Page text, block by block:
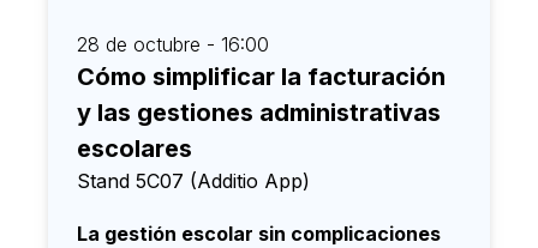
28 de octubre - 16:00
Cómo simplificar la facturación
y las gestiones administrativas
escolares
Stand 5C07 (Additio App)
La gestión escolar sin complicaciones